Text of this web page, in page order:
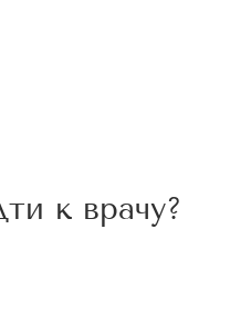
к врачу?